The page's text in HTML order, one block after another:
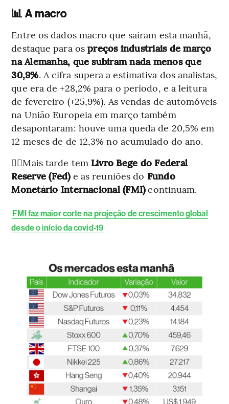
📊 A macro
Entre os dados macro que saíram esta manhã,
destaque para ospreços industriais de março
na Alemanha, que subiram nada menos que
30,9%. A cifra supera a estimativa dos analistas,
que era de +28,2% para o período, e a leitura
de fevereiro (+25,9%). As vendas de automóveis
na União Europeia em março também
desapontaram: houve uma queda de 20,5% em
12 meses de de 12,3% no acumulado do ano.
☝🏼Mais tarde tem Livro Bege do Federal
Reserve (Fed) e as reuniões do Fundo
Monetário Internacional (FMI)continuam.
FMI faz maior corte na projeção de crescimento global
desde o início da covid-19